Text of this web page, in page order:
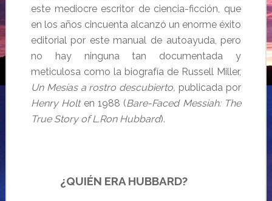
este mediocre escritor de ciencia-ficción, que
en los años cincuenta alcanzó un enorme éxito
editorial por este manual de autoayuda, pero
no hay ninguna tan documentada y
meticulosa como la biografía de Russell Miller,
Un Mesías a rostro descubierto, publicada por
Henry Holt en 1988 (Bare-Faced Messiah: The
True Story of L.Ron Hubbard).
¿QUIÉN ERA HUBBARD?